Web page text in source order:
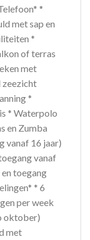
*
met sap en
*
of terras
met
zeezicht
*
* Waterpolo
en Zumba
vanaf 16 jaar)
vanaf
toegang
* 6
per week
oktober)
met